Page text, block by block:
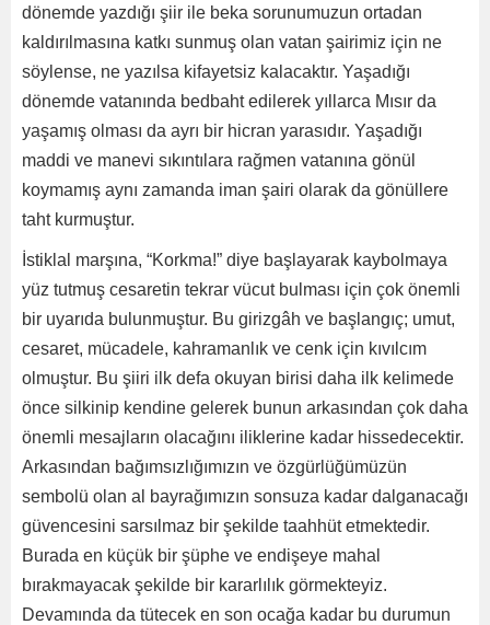
dönemde yazdığı şiir ile beka sorunumuzun ortadan
kaldırılmasına katkı sunmuş olan vatan şairimiz için ne
söylense, ne yazılsa kifayetsiz kalacaktır. Yaşadığı
dönemde vatanında bedbaht edilerek yıllarca Mısır da
yaşamış olması da ayrı bir hicran yarasıdır. Yaşadığı
maddi ve manevi sıkıntılara rağmen vatanına gönül
koymamış aynı zamanda iman şairi olarak da gönüllere
taht kurmuştur.
İstiklal marşına, “Korkma!” diye başlayarak kaybolmaya
yüz tutmuş cesaretin tekrar vücut bulması için çok önemli
bir uyarıda bulunmuştur. Bu girizgâh ve başlangıç; umut,
cesaret, mücadele, kahramanlık ve cenk için kıvılcım
olmuştur. Bu şiiri ilk defa okuyan birisi daha ilk kelimede
önce silkinip kendine gelerek bunun arkasından çok daha
önemli mesajların olacağını iliklerine kadar hissedecektir.
Arkasından bağımsızlığımızın ve özgürlüğümüzün
sembolü olan al bayrağımızın sonsuza kadar dalganacağı
güvencesini sarsılmaz bir şekilde taahhüt etmektedir.
Burada en küçük bir şüphe ve endişeye mahal
bırakmayacak şekilde bir kararlılık görmekteyiz.
Devamında da tütecek en son ocağa kadar bu durumun